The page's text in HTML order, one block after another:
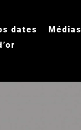
dates
Médias